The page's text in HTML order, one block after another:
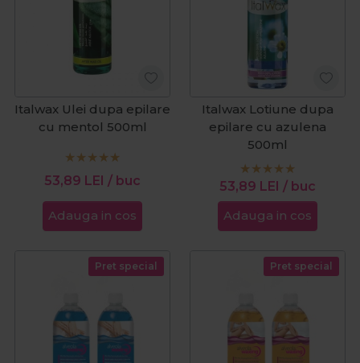
Italwax Ulei dupa epilare
cu mentol 500ml
53,89 LEI / buc
Adauga in cos
Italwax Lotiune dupa
epilare cu azulena
500ml
53,89 LEI / buc
Adauga in cos
Pret special Pret special